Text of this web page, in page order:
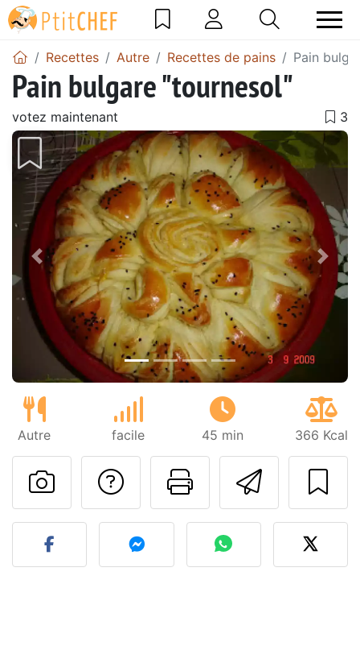
Recettes Autre Recettes de pains Pain
Pain bulgare "tournesol"
votez maintenant
Précédent
Autre facile 45 min 366 Kcal
Imprimer
Poser une
Publier votre photo de